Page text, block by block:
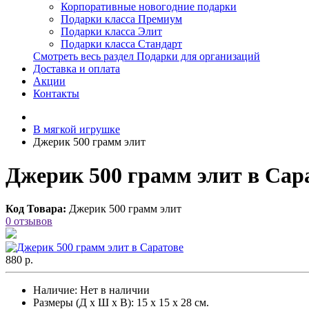
Корпоративные новогодние подарки
Подарки класса Премиум
Подарки класса Элит
Подарки класса Стандарт
Смотреть весь раздел Подарки для организаций
Доставка и оплата
Акции
Контакты
В мягкой игрушке
Джерик 500 грамм элит
Джерик 500 грамм элит в
Код Товара: Джерик 500 грамм элит
0 отзывов
880 р.
Наличие: Нет в наличии
Размеры (Д х Ш х В): 15 х 15 х 28 см.